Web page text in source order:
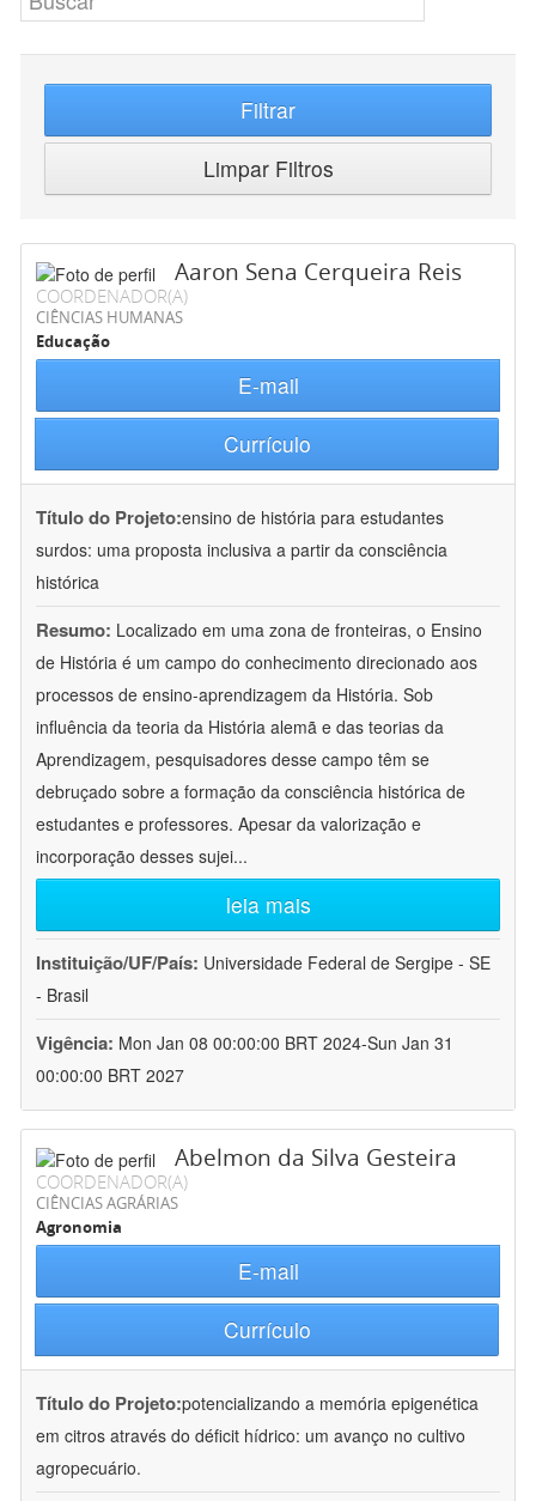
Filtrar
Limpar Filtros
Aaron Sena Cerqueira Reis
COORDENADOR(A)
CIÊNCIAS HUMANAS
Educação
E-mail
Currículo
Título do Projeto:ensino de história para estudantes
surdos: uma proposta inclusiva a partir da consciência
histórica
Resumo: Localizado em uma zona de fronteiras, o Ensino
de História é um campo do conhecimento direcionado aos
processos de ensino-aprendizagem da História. Sob
influência da teoria da História alemã e das teorias da
Aprendizagem, pesquisadores desse campo têm se
debruçado sobre a formação da consciência histórica de
estudantes e professores. Apesar da valorização e
incorporação desses sujei...
leia mais
Instituição/UF/País: Universidade Federal de Sergipe - SE
- Brasil
Vigência: Mon Jan 08 00:00:00 BRT 2024-Sun Jan 31
00:00:00 BRT 2027
Abelmon da Silva Gesteira
COORDENADOR(A)
CIÊNCIAS AGRÁRIAS
Agronomia
E-mail
Currículo
Título do Projeto:potencializando a memória epigenética
em citros através do déficit hídrico: um avanço no cultivo
agropecuário.